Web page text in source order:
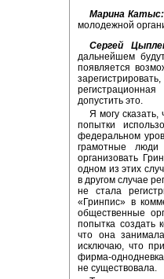
Марина Катыс:
молодежной
Сергей
дальнейшем
появляется
допустить это.
Я могу
попытки
федеральном
грамотные
организовать
одном из этих
в другом случае
не стала
«Гринпис» в
общественные
попытка создать
что она
исключаю, что
фирма-
не существовала.